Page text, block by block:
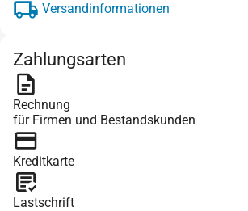
Versandinformationen
Zahlungsarten
Rechnung
für Firmen und Bestandskunden
Kreditkarte
Lastschrift